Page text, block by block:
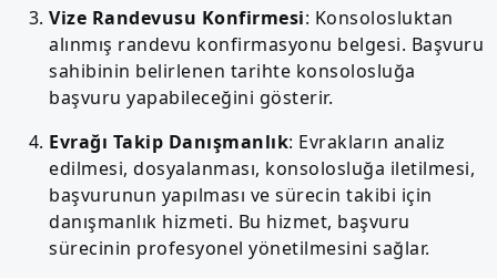
Vize Randevusu Konfirmesi: Konsolosluktan
alınmış randevu konfirmasyonu belgesi. Başvuru
sahibinin belirlenen tarihte konsolosluğa
başvuru yapabileceğini gösterir.
Evrağı Takip Danışmanlık: Evrakların analiz
edilmesi, dosyalanması, konsolosluğa iletilmesi,
başvurunun yapılması ve sürecin takibi için
danışmanlık hizmeti. Bu hizmet, başvuru
sürecinin profesyonel yönetilmesini sağlar.